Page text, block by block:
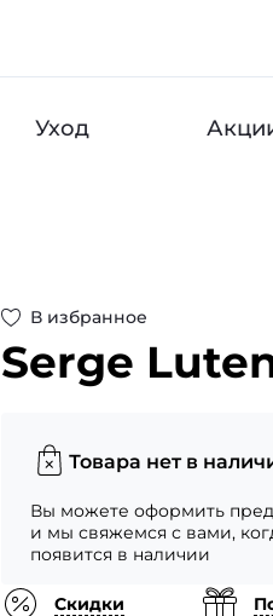
Уход
В избранное
Serge
Товара нет в
Вы можете оформить
и мы свяжемся с вами,
появится в наличии
Скидки